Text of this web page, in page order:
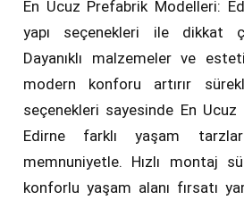
En Ucuz Prefabrik Modelleri:
yapı seçenekleri ile dikkat
Dayanıklı malzemeler ve
modern konforu artırır
seçenekleri sayesinde En
Edirne farklı yaşam
memnuniyetle. Hızlı montaj
konforlu yaşam alanı fırsatı